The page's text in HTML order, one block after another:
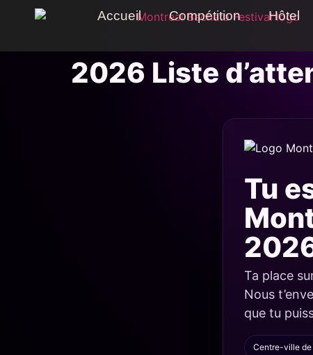
Accueil Compétition Hôtel
2026 Liste
Tu
Ta place
Nous
que tu
Centre-ville de